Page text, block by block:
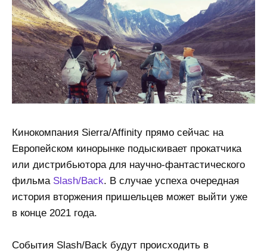
Кинокомпания Sierra/Affinity прямо сейчас на
Европейском кинорынке подыскивает прокатчика
или дистрибьютора для научно-фантастического
фильма Slash/Back. В случае успеха очередная
история вторжения пришельцев может выйти уже
в конце 2021 года.
События Slash/Back будут происходить в